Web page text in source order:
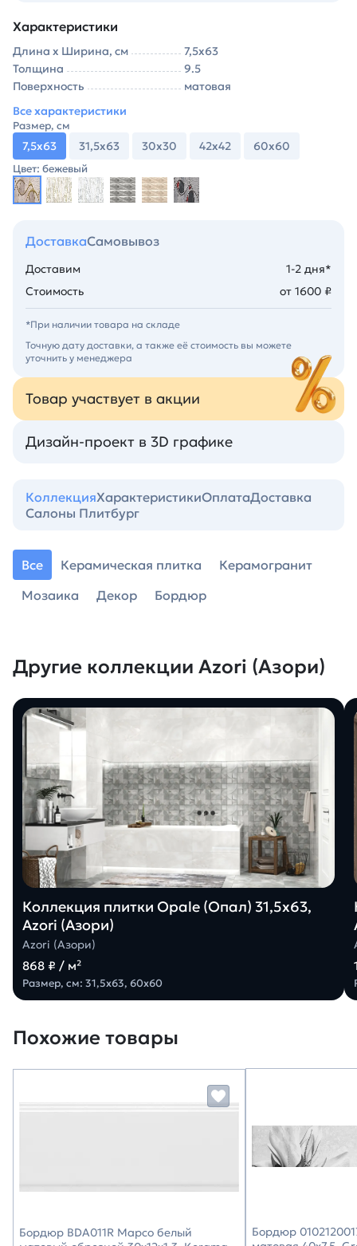
Характеристики
Длина х Ширина, см
7,5х63
Толщина
9.5
Поверхность
матовая
Все характеристики
Размер, см
7,5х63 31,5х63 30х30 42х42 60х60
Цвет: бежевый
ДоставкаСамовывоз
Доставим
1-2 дня*
Стоимость
от 1600 ₽
*При наличии товара на складе
Точную дату доставки, а также её стоимость вы можете
уточнить у менеджера
Товар участвует в акции
Дизайн-проект в 3D графике
КоллекцияХарактеристикиОплатаДоставка
Салоны Плитбург
Все Керамическая плитка
Керамогранит
Мозаика
Декор Бордюр
Другие коллекции Azori (Азори)
Коллекция плитки Opale (Опал) 31,5х63,
Azori (Азори)
Azori (Азори)
868 ₽ / м²
Размер, см: 31,5х63, 60х60
Похожие товары
Бордюр BDA011R Марсо белый
Бордюр